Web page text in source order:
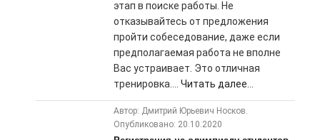
этап в поиске работы. Не
отказывайтесь от предложения
пройти собеседование, даже если
предполагаемая работа не вполне
Вас устраивает. Это отличная
тренировка.... Читать далее...
Автор: Дмитрий Юрьевич Носков.
Опубликовано: 20.10.2020